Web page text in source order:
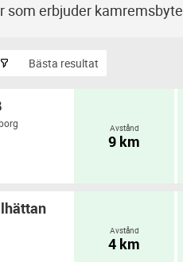
som erbjuder kamremsbyte
Bästa resultat
Avstånd
9 km
Avstånd
4 km